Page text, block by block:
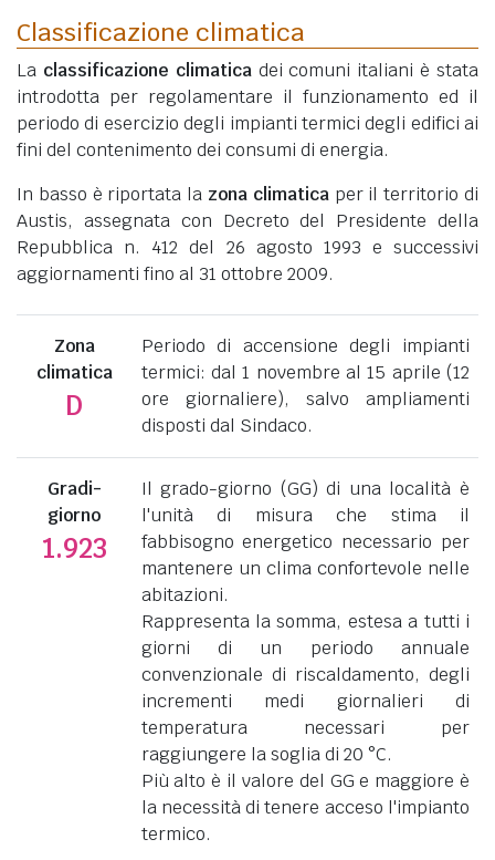
Classificazione climatica
La classificazione climaticadei comuni italiani è stata
introdotta per regolamentare il funzionamento ed il
periodo di esercizio degli impianti termici degli edifici ai
fini del contenimento dei consumi di energia.
In basso è riportata la zona climaticaper il territorio di
Austis, assegnata con Decreto del Presidente della
Repubblica n. 412 del 26 agosto 1993 e successivi
aggiornamenti fino al 31 ottobre 2009.
Zona
climatica
D
Periodo di accensione degli impianti
termici: dal 1 novembre al 15 aprile (12
ore giornaliere), salvo ampliamenti
disposti dal Sindaco.
Gradi-
giorno
1.923
Il grado-giorno (GG) di una località è
l'unità di misura che stima il
fabbisogno energetico necessario per
mantenere un clima confortevole nelle
abitazioni.
Rappresenta la somma, estesa a tutti i
giorni di un periodo annuale
convenzionale di riscaldamento, degli
incrementi medi giornalieri di
temperatura necessari per
raggiungere la soglia di 20 °C.
Più alto è il valore del GG e maggiore è
la necessità di tenere acceso l'impianto
termico.